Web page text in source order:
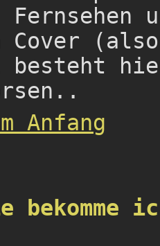
Cover
besteht
Anfang
bekomme